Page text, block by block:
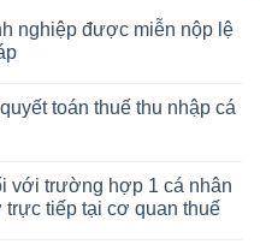
nghiệp được miễn nộp lệ
toán thuế thu nhập cá
với trường hợp 1 cá nhân
trực tiếp tại cơ quan thuế